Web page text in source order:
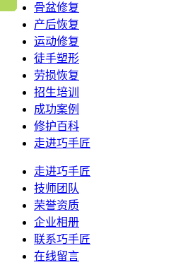
骨盆修复
产后恢复
运动修复
徒手塑形
劳损恢复
招生培训
成功案例
修护百科
走进巧手匠
走进巧手匠
技师团队
荣誉资质
企业相册
联系巧手匠
在线留言